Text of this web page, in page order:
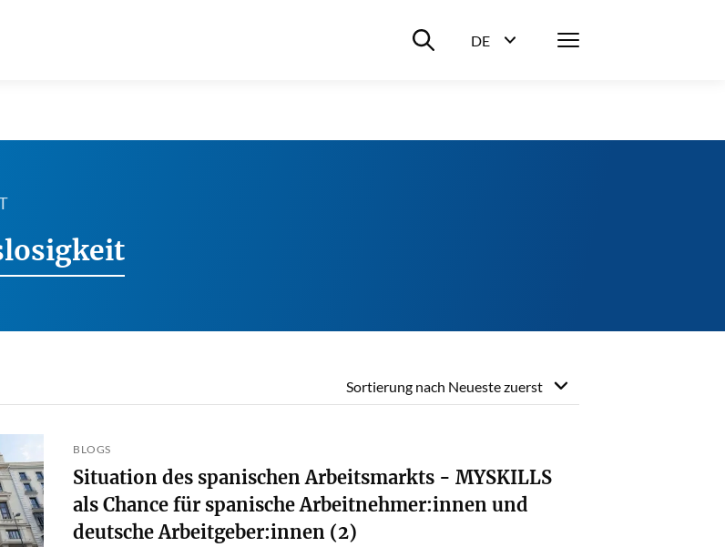
Suche ein-/ausblenden
DE
Menü
Sortierung nach Neueste zuerst
BLOGS
Situation des spanischen Arbeitsmarkts - MYSKILLS
als Chance für spanische Arbeitnehmer:innen und
deutsche Arbeitgeber:innen (2)